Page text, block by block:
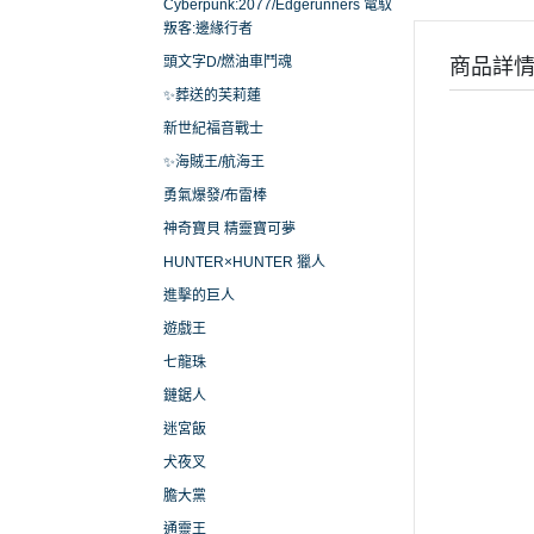
Cyberpunk:2077/Edgerunners 電馭
叛客:邊緣行者
頭文字D/燃油車鬥魂
✨葬送的芙莉蓮
新世紀福音戰士
✨海賊王/航海王
勇氣爆發/布雷棒
神奇寶貝 精靈寶可夢
HUNTER×HUNTER 獵人
進擊的巨人
遊戲王
七龍珠
鏈鋸人
迷宮飯
犬夜叉
膽大黨
通靈王
商品詳情